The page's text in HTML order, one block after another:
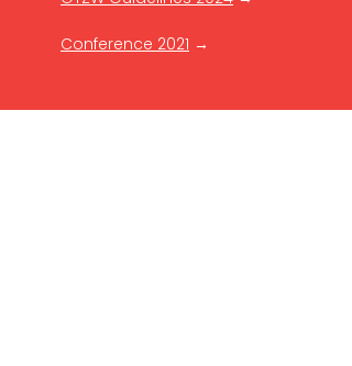
Conference 2021 →